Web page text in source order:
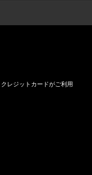
レジットカードがご利用